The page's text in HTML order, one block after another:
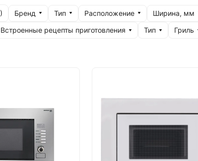
) Бренд Тип Расположение Ширина, мм
Встроенные рецепты приготовления Тип Гриль